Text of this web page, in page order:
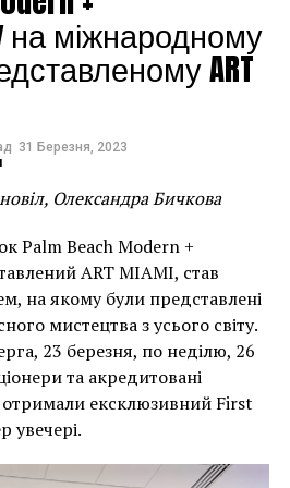
выставке представлены не
плакаты мастера, но
картины. Буквально в
находятся поп-арт рисунки
по мотивам портретов
на міжнародному
ART
31 Березня, 2023
Олександра Бичкова
Palm Beach Modern +
ART MIAMI, став
на якому були представлені
мистецтва з усього світу.
23 березня, по неділю, 26
та акредитовані
ексклюзивний First
увечері.